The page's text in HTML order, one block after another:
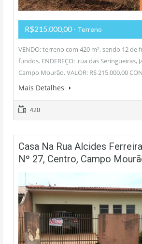
R$215.000,00 - Terreno
VENDO: terreno com 420 m², sendo 12 de
fundos. ENDEREÇO: rua das Seringueiras,
Campo Mourão. VALOR: R$ 215.000,00
Mais Detalhes
420
Casa Na Rua Alcides
Nº 27, Centro, Campo